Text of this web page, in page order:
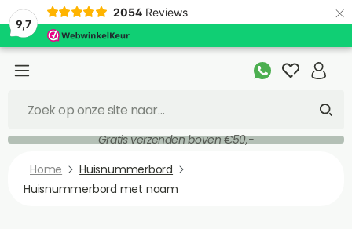
9,7
2054 Reviews ×
Gratis verzenden boven €50,-
Home
Huisnummerbord
Huisnummerbord met naam